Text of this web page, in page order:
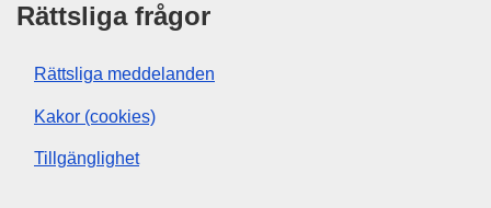
Rättsliga frågor
Rättsliga meddelanden
Kakor (cookies)
Tillgänglighet